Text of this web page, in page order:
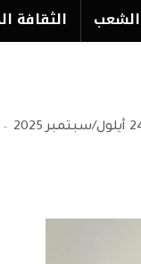
الثقافة
سبتمبر 2025